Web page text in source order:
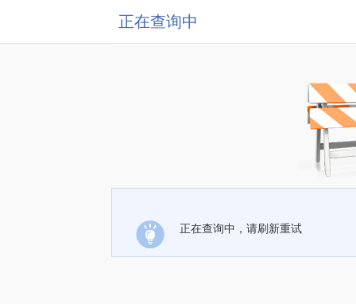
正在查询中
正在查询中，请刷新重试